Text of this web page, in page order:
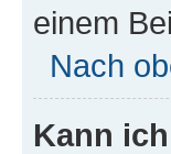
einem
Nach
Kann